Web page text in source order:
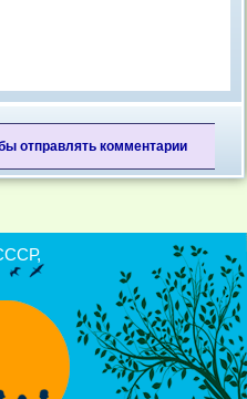
отправлять комментарии